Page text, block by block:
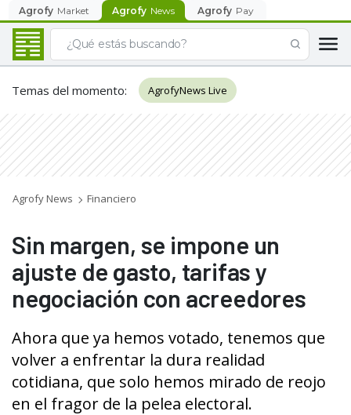
Agrofy Market Agrofy News Agrofy Pay
Temas del momento: AgrofyNews Live
Agrofy News Financiero
Sin margen, se impone un
ajuste de gasto, tarifas y
negociación con acreedores
Ahora que ya hemos votado, tenemos que
volver a enfrentar la dura realidad
cotidiana, que solo hemos mirado de reojo
en el fragor de la pelea electoral.